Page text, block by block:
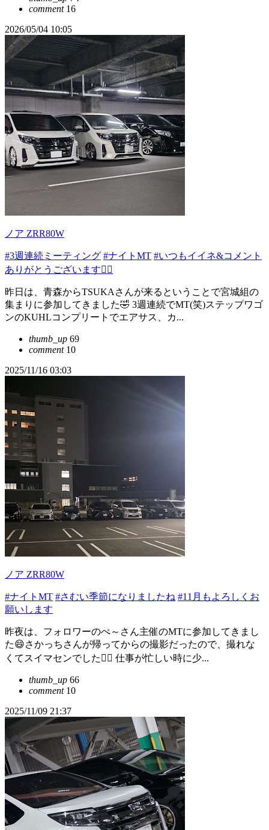
comment16
2026/05/04 10:05
ノア ZRR80W
#3週連続ミーティング #ナイトMT #いつもイイネ&コメント
ありがとうございます🙇‍♂️
昨日は、青森からTSUKAさんが来るということで宮城組の
集まりに参加してきました🤣 3週連続でMT(笑)ステップワゴ
ンのKUHLコンプリートでエアサス、カ...
thumb_up 69
comment10
2025/11/16 03:03
ノア ZRR80W
#ナイトMT #さむい季節になりましたね #11月もよろしくお
願いします
昨夜は、フォロワーのぺ～さん主催のMTに参加してきまし
た😄さかっちさんが帰ってからの撮影だったので、撮れな
くてスイマセンでした🙇‍♂️ 仕事が忙しい時に少...
thumb_up 66
comment10
2025/11/09 21:37